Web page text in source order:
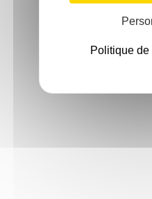
Politique